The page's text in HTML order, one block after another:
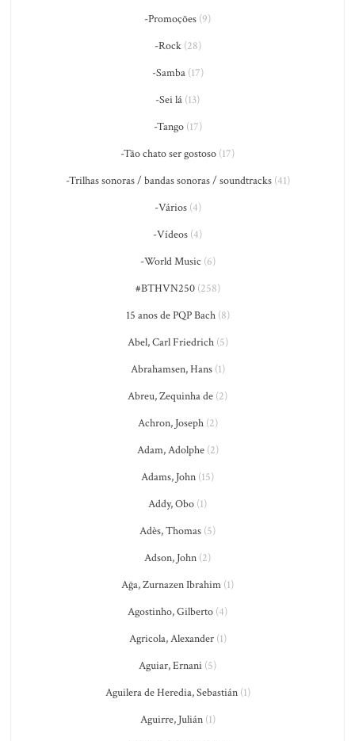
-Promoções (9)
-Rock(28)
-Samba(17)
-Sei lá (13)
-Tango(17)
-Tão chato ser gostoso (17)
-Trilhas sonoras / bandas sonoras / soundtracks(41)
-Vários(4)
-Vídeos (4)
-World Music (6)
#BTHVN250(258)
15 anos de PQP Bach(8)
Abel, Carl Friedrich(5)
Abrahamsen, Hans(1)
Abreu, Zequinha de (2)
Achron, Joseph(2)
Adam, Adolphe(2)
Adams, John (15)
Addy, Obo (1)
Adès, Thomas (5)
Adson, John (2)
Ağa, Zurnazen Ibrahim (1)
Agostinho, Gilberto (4)
Agricola, Alexander(1)
Aguiar, Ernani (5)
Aguilera de Heredia, Sebastián(1)
Aguirre, Julián(1)